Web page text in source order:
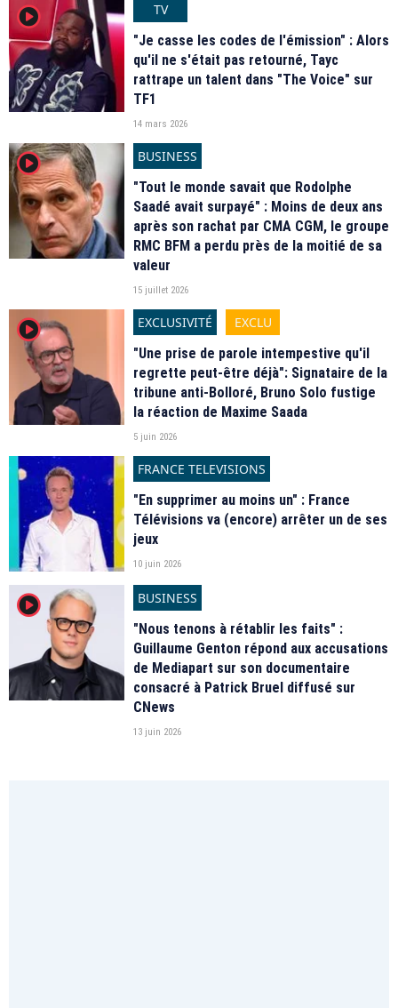
player2
TV
"Je casse les codes de l'émission" : Alors
qu'il ne s'était pas retourné, Tayc
rattrape un talent dans "The Voice" sur
TF1
14 mars 2026
player2
BUSINESS
"Tout le monde savait que Rodolphe
Saadé avait surpayé" : Moins de deux ans
après son rachat par CMA CGM, le groupe
RMC BFM a perdu près de la moitié de sa
valeur
15 juillet 2026
player2 EXCLUSIVITÉ
EXCLU
"Une prise de parole intempestive qu'il
regrette peut-être déjà": Signataire de la
tribune anti-Bolloré, Bruno Solo fustige
la réaction de Maxime Saada
5 juin 2026
FRANCE TELEVISIONS
"En supprimer au moins un" : France
Télévisions va (encore) arrêter un de ses
jeux
10 juin 2026
player2
BUSINESS
"Nous tenons à rétablir les faits" :
Guillaume Genton répond aux accusations
de Mediapart sur son documentaire
consacré à Patrick Bruel diffusé sur
CNews
13 juin 2026